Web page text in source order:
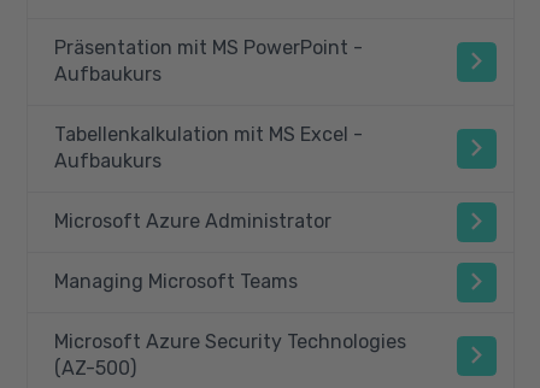
Präsentation mit MS PowerPoint -
Aufbaukurs
Tabellenkalkulation mit MS Excel -
Aufbaukurs
Microsoft Azure Administrator
Managing Microsoft Teams
Microsoft Azure Security Technologies
(AZ-500)